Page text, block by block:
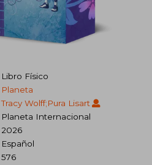
Libro Físico
Planeta
Tracy Wolff;Pura Lisart
Planeta Internacional
2026
Español
576